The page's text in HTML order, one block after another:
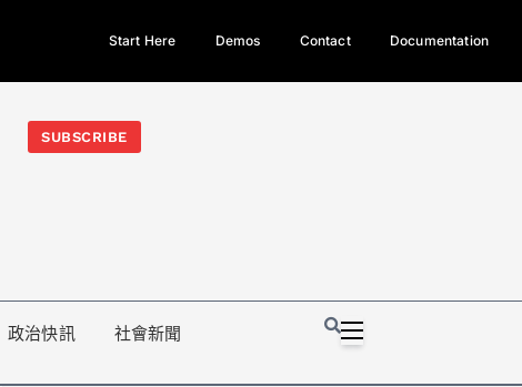
今日熱門新聞TOP3｜西拉雅族正式成第17個原住民族、立院電競
光電場回
Start Here Demos Contact Documentation
SUBSCRIBE
政治快訊 社會新聞